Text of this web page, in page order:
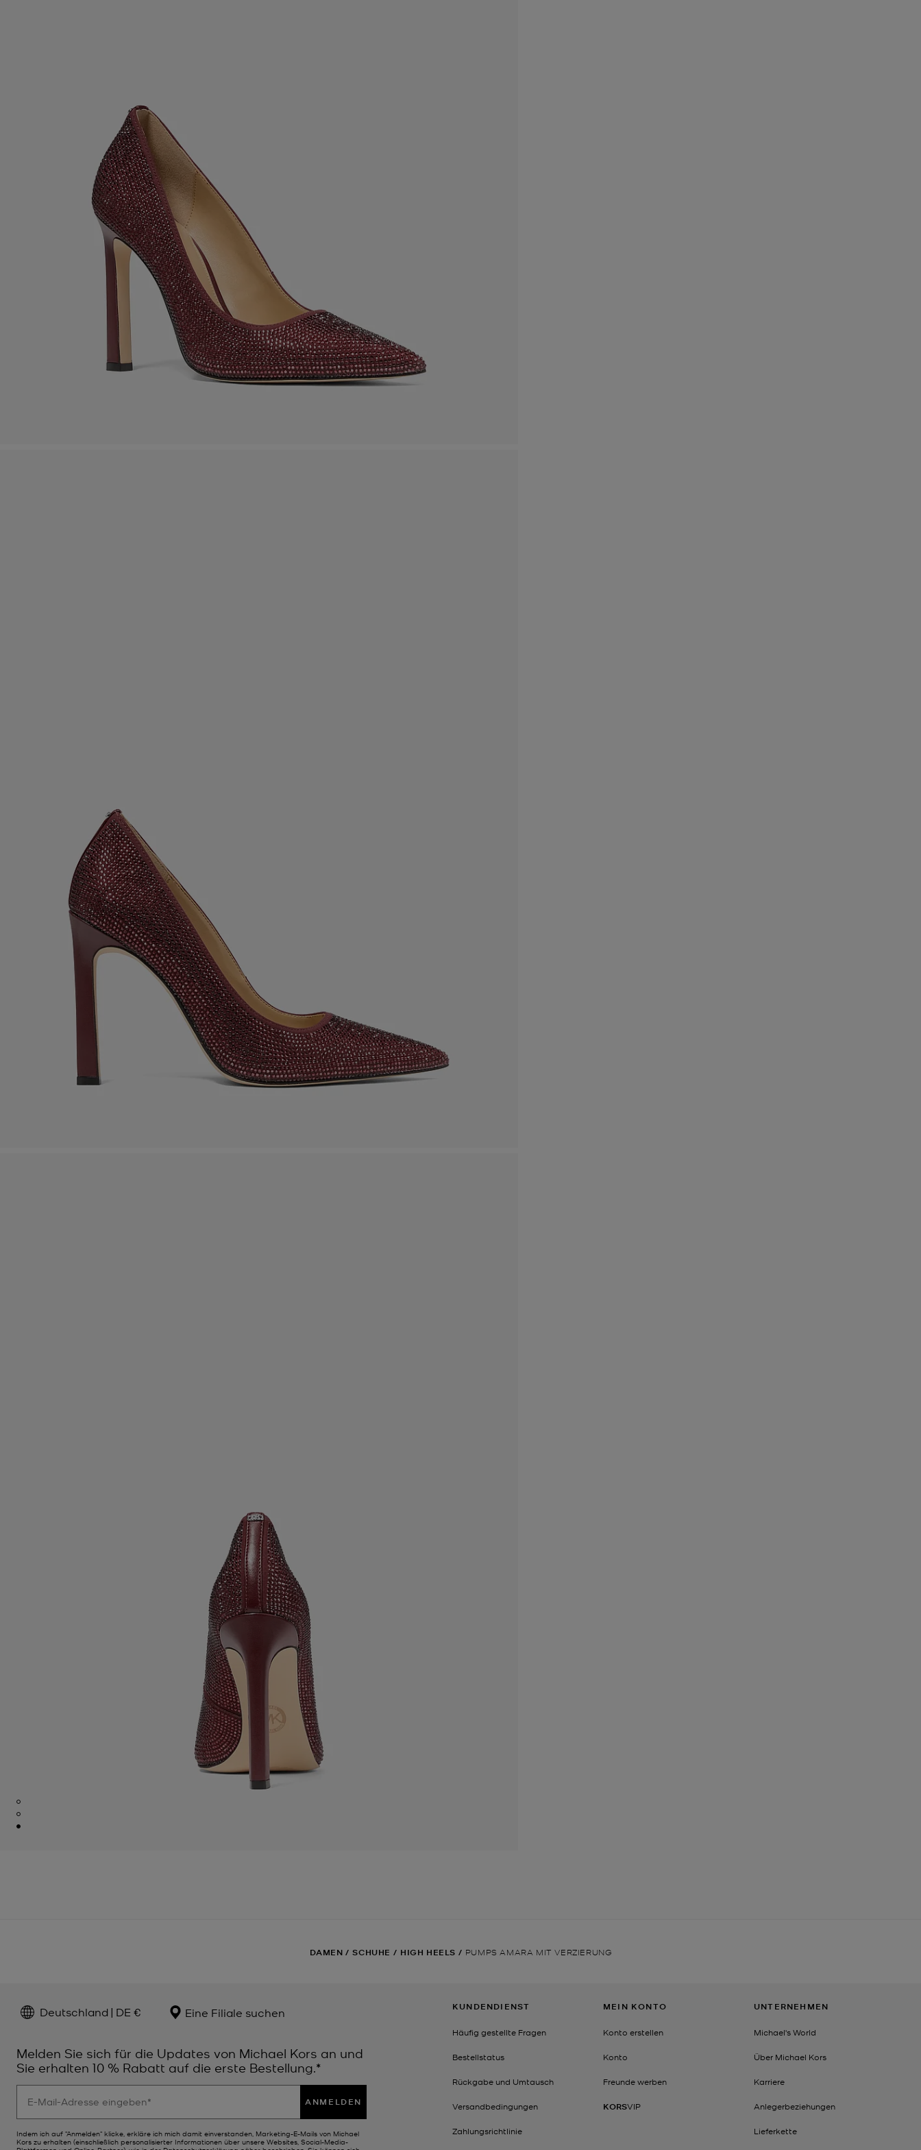
DAMEN / SCHUHE / HIGH HEELS / PUMPS AMARA MIT VERZIERUNG
Deutschland | DE € Eine Filiale suchen
Melden Sie sich für die Updates von Michael Kors an und
Sie erhalten 10 % Rabatt auf die erste Bestellung.*
ANMELDEN
Indem ich auf "Anmelden" klicke, erkläre ich mich damit einverstanden, Marketing-E-Mails von Michael
Kors zu erhalten (einschließlich personalisierter Informationen über unsere Websites, Social-Media-
KUNDENDIENST
Häufig gestellte Fragen
Bestellstatus
Rückgabe und Umtausch
Versandbedingungen
Zahlungsrichtlinie
MEIN KONTO
Konto erstellen
Konto
Freunde werben
KORSVIP
UNTERNEHMEN
Michael's World
Über Michael Kors
Karriere
Anlegerbeziehungen
Lieferkette